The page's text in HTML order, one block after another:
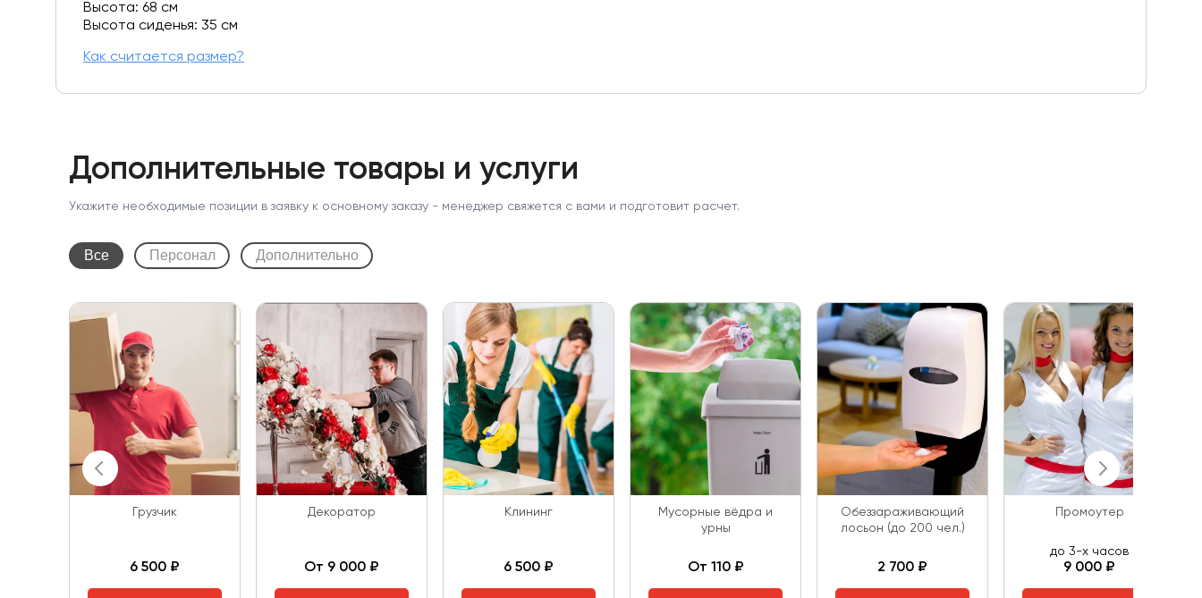
Высота: 68 см
Высота сиденья: 35 см
Как считается размер?
Дополнительные товары и услуги
Укажите необходимые позиции в заявку к основному заказу - менеджер свяжется с вами и подготовит расчет.
Все Персонал Дополнительно
Грузчик
6 500 ₽
Декоратор
От 9 000 ₽
Клининг
6 500 ₽
Мусорные вёдра и
урны
От 110 ₽
Обеззараживающий
лосьон (до 200 чел.)
2 700 ₽
Промоутер
до 3-х часов
9 000 ₽